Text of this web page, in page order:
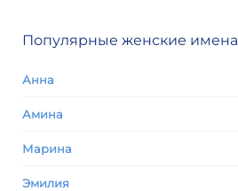
Популярные женские имена
Анна
Амина
Марина
Эмилия